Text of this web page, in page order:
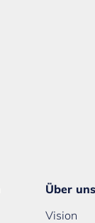
Über uns
Vision